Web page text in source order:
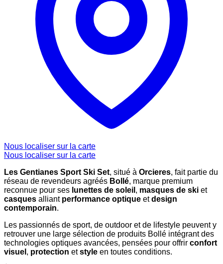
Nous localiser sur la carte
Nous localiser sur la carte
Les Gentianes Sport Ski Set, situé à Orcieres, fait partie du
réseau de revendeurs agréés Bollé, marque premium
reconnue pour ses lunettes de soleil , masques de ski et
casques alliant performance optique etdesign
contemporain.
Les passionnés de sport, de outdoor et de lifestyle peuvent y
retrouver une large sélection de produits Bollé intégrant des
technologies optiques avancées, pensées pour offrir confort
visuel , protection etstyle en toutes conditions.